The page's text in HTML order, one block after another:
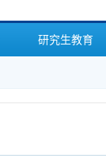
研究生教育